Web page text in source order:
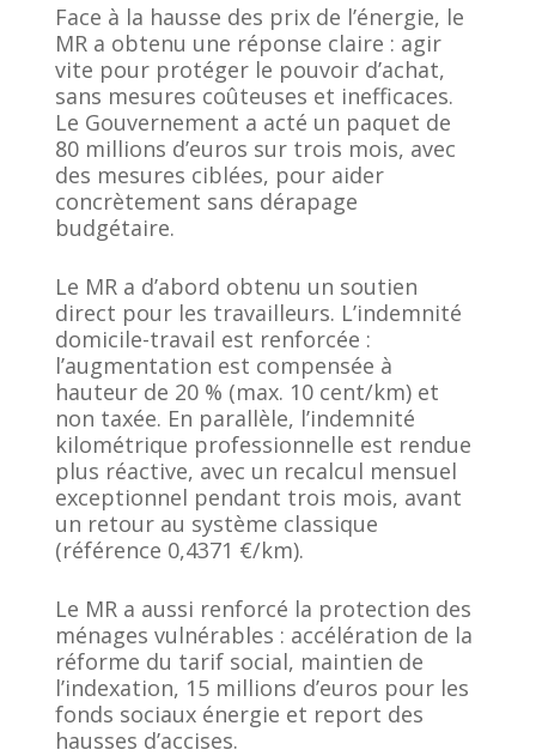
Face à la hausse des prix de l’énergie, le
MR a obtenu une réponse claire : agir
vite pour protéger le pouvoir d’achat,
sans mesures coûteuses et inefficaces.
Le Gouvernement a acté un paquet de
80 millions d’euros sur trois mois, avec
des mesures ciblées, pour aider
concrètement sans dérapage
budgétaire.
Le MR a d’abord obtenu un soutien
direct pour les travailleurs. L’indemnité
domicile-travail est renforcée :
l’augmentation est compensée à
hauteur de 20 % (max. 10 cent/km) et
non taxée. En parallèle, l’indemnité
kilométrique professionnelle est rendue
plus réactive, avec un recalcul mensuel
exceptionnel pendant trois mois, avant
un retour au système classique
(référence 0,4371 €/km).
Le MR a aussi renforcé la protection des
ménages vulnérables : accélération de la
réforme du tarif social, maintien de
l’indexation, 15 millions d’euros pour les
fonds sociaux énergie et report des
hausses d’accises.